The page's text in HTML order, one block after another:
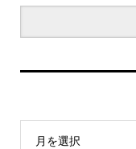
月を選択